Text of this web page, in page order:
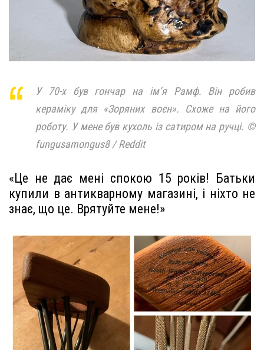
У 70-х був гончар на ім’я Рамф. Він робив
кераміку для «Зоряних воєн». Схоже на його
роботу. У мене був кухоль із сатиром на ручці. ©
fungusamongus8 / Reddit
«Це не дає мені спокою 15 років! Батьки
купили в антикварному магазині, і ніхто не
знає, що це. Врятуйте мене!»